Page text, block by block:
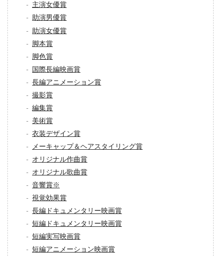
主演女優賞
助演男優賞
助演女優賞
脚本賞
脚色賞
国際長編映画賞
長編アニメーション賞
撮影賞
編集賞
美術賞
衣装デザイン賞
メーキャップ＆ヘアスタイリング賞
オリジナル作曲賞
オリジナル歌曲賞
音響賞※
視覚効果賞
長編ドキュメンタリー映画賞
短編ドキュメンタリー映画賞
短編実写映画賞
短編アニメーション映画賞